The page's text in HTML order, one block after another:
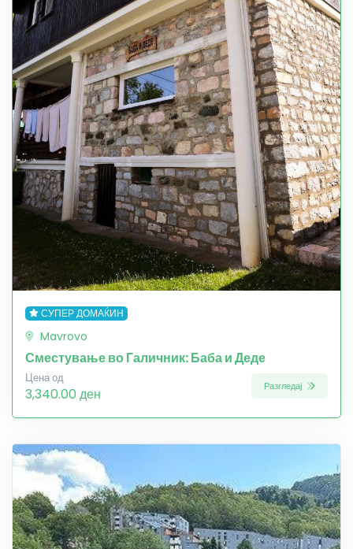
СУПЕР ДОМАЌИН
Mavrovo
Сместување во Галичник: Баба и Деде
Цена од
3,340.00 ден Разгледај